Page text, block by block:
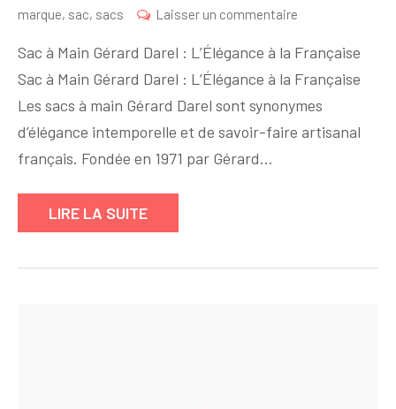
marque, sac, sacs Laisser un commentaire
intemporelle
:
Découvrez
les
Sac à Main Gérard Darel : L’Élégance à la Française
Sac à Main Gérard Darel : L’Élégance à la Française
Les sacs à main Gérard Darel sont synonymes
d’élégance intemporelle et de savoir-faire artisanal
français. Fondée en 1971 par Gérard…
LIRE LA SUITE